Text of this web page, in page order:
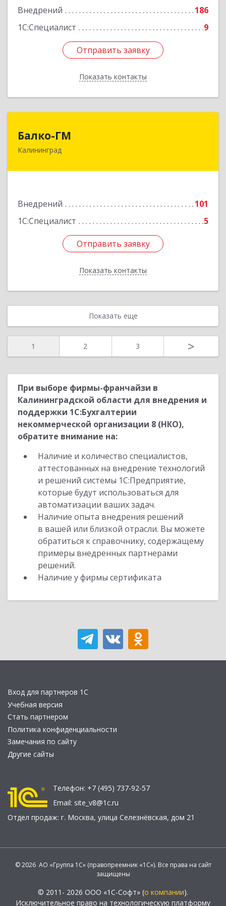
Внедрений
186
1С:Специалист
9
Отправить заявку
Показать контакты
Подробнее
Отправить заявку
Назад
Балко-ГМ
Калининград
Внедрений
101
1С:Специалист
5
Отправить заявку
Показать контакты
236022, Калининградская обл, Калининград г,
Отправить заявку
Назад
Показать еще
1 2 3 >
При выборе фирмы-франчайзи в
Калининградской области для внедрения и
поддержки 1С:Бухгалтерии
некоммерческой организации 8 (НКО),
обратите внимание на:
Наличие и количество специалистов,
аттестованных на внедрение технологий
и решений системы 1С:Предприятие,
которые будут использоваться для
автоматизации ваших задач.
Наличие опыта внедрения решений
в вашей или близкой отрасли. Вы можете
обратиться к справочнику, содержащему
примеры внедренных партнерами
решений.
Наличие у фирмы сертификата
Вход для партнеров 1С
Учебная версия
Стать партнером
Политика конфиденциальности
Замечания по сайту
Другие сайты
Телефон: +7 (495) 737-92-57
Email: site_v8@1c.ru
Отдел продаж: г. Москва, улица Селезнёвская, дом 21
© 2026 АО «Группа 1С» (правопреемник «1С»). Все права на сайт
защищены
© 2011- 2026 ООО «1С-Софт» (о компании).
Исключительное право на технологическую платформу